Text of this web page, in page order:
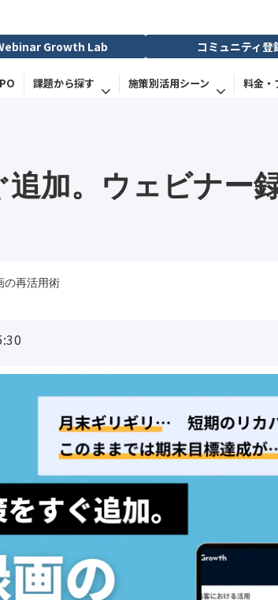
Growth Lab コミュニティ登
課題から探す 施策別活用シーン 料金・
加。ウェビナー
の再活用術